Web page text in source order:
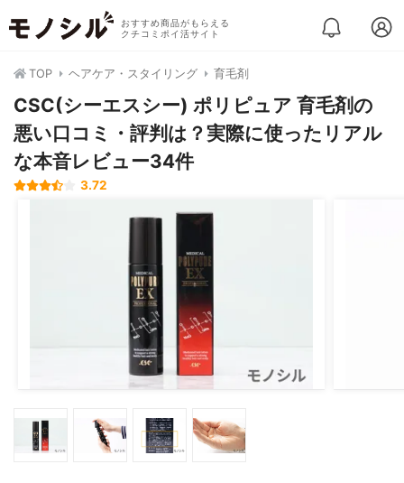
おすすめ商品がもらえる
クチコミポイ活サイト
TOP ヘアケア・スタイリング 育毛剤
CSC(シーエスシー) ポリピュア 育毛剤の
悪い口コミ・評判は？実際に使ったリアル
な本音レビュー34件
3.72